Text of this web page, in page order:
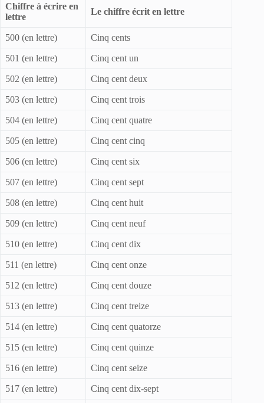
Chiffre à écrire en
lettre
Le chiffre écrit en lettre
500 (en lettre) Cinq cents
501 (en lettre) Cinq cent un
502 (en lettre) Cinq cent deux
503 (en lettre) Cinq cent trois
504 (en lettre) Cinq cent quatre
505 (en lettre) Cinq cent cinq
506 (en lettre) Cinq cent six
507 (en lettre) Cinq cent sept
508 (en lettre) Cinq cent huit
509 (en lettre) Cinq cent neuf
510 (en lettre) Cinq cent dix
511 (en lettre) Cinq cent onze
512 (en lettre) Cinq cent douze
513 (en lettre) Cinq cent treize
514 (en lettre) Cinq cent quatorze
515 (en lettre) Cinq cent quinze
516 (en lettre) Cinq cent seize
517 (en lettre) Cinq cent dix-sept